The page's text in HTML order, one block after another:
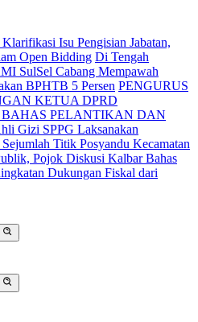
Isu Pengisian Jabatan,
Open Bidding Di Tengah
SulSel Cabang Mempawah
BPHTB 5 Persen PENGURUS
KETUA DPRD
PELANTIKAN DAN
Gizi SPPG Laksanakan
Titik Posyandu Kecamatan
Pojok Diskusi Kalbar Bahas
Dukungan Fiskal dari